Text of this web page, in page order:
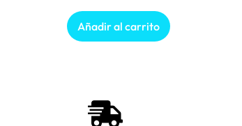
Añadir al carrito